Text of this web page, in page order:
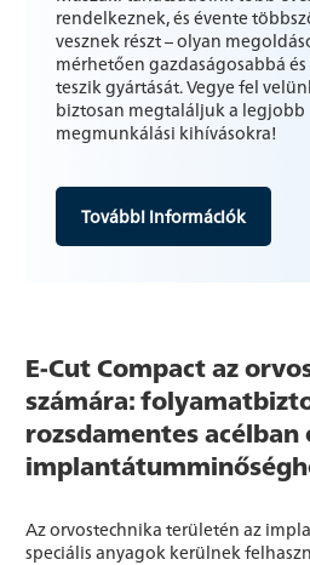
rendelkeznek, és évente
vesznek részt – olyan
mérhetően gazdaságosabbá
teszik gyártását. Vegye fel
biztosan megtaláljuk a legjobb
megmunkálási kihívásokra!
További információk
E-Cut Compact az
számára:
rozsdamentes acélban
Az orvostechnika területén az
speciális anyagok kerülnek